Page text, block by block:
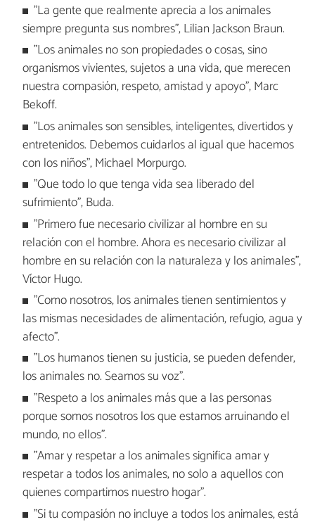
"La gente que realmente aprecia a los animales
siempre pregunta sus nombres", Lilian Jackson Braun.
"Los animales no son propiedades o cosas, sino
organismos vivientes, sujetos a una vida, que merecen
nuestra compasión, respeto, amistad y apoyo", Marc
Bekoff.
"Los animales son sensibles, inteligentes, divertidos y
entretenidos. Debemos cuidarlos al igual que hacemos
con los niños", Michael Morpurgo.
"Que todo lo que tenga vida sea liberado del
sufrimiento", Buda.
"Primero fue necesario civilizar al hombre en su
relación con el hombre. Ahora es necesario civilizar al
hombre en su relación con la naturaleza y los animales",
Víctor Hugo.
"Como nosotros, los animales tienen sentimientos y
las mismas necesidades de alimentación, refugio, agua y
afecto".
"Los humanos tienen su justicia, se pueden defender,
los animales no. Seamos su voz".
"Respeto a los animales más que a las personas
porque somos nosotros los que estamos arruinando el
mundo, no ellos".
"Amar y respetar a los animales significa amar y
respetar a todos los animales, no solo a aquellos con
quienes compartimos nuestro hogar".
"Si tu compasión no incluye a todos los animales, está